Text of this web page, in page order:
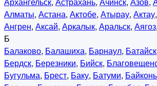
Алматы, Астана, Актобе, Атырау, Актау,
Ангрен, Аксай, Аркалык, Аральск, Аягоз,
Б
Балаково, Балашиха, Барнаул, Батайск
Бердск, Березники, Бийск,
Бугульма, Брест, Баку, Батуми,